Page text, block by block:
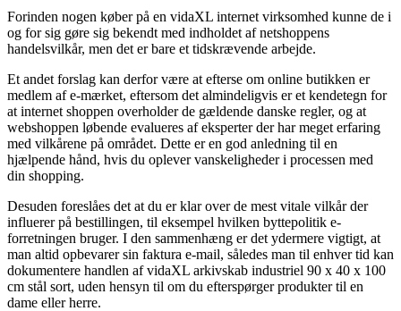
Forinden nogen køber på en vidaXL internet virksomhed kunne de i
og for sig gøre sig bekendt med indholdet af netshoppens
handelsvilkår, men det er bare et tidskrævende arbejde.
Et andet forslag kan derfor være at efterse om online butikken er
medlem af e-mærket, eftersom det almindeligvis er et kendetegn for
at internet shoppen overholder de gældende danske regler, og at
webshoppen løbende evalueres af eksperter der har meget erfaring
med vilkårene på området. Dette er en god anledning til en
hjælpende hånd, hvis du oplever vanskeligheder i processen med
din shopping.
Desuden foreslåes det at du er klar over de mest vitale vilkår der
influerer på bestillingen, til eksempel hvilken byttepolitik e-
forretningen bruger. I den sammenhæng er det ydermere vigtigt, at
man altid opbevarer sin faktura e-mail, således man til enhver tid kan
dokumentere handlen af vidaXL arkivskab industriel 90 x 40 x 100
cm stål sort, uden hensyn til om du efterspørger produkter til en
dame eller herre.